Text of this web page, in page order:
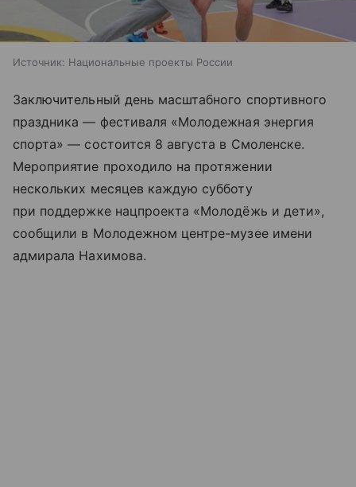
Источник: Национальные проекты России
Заключительный день масштабного спортивного
праздника — фестиваля «Молодежная энергия
спорта» — состоится 8 августа в Смоленске.
Мероприятие проходило на протяжении
нескольких месяцев каждую субботу
при поддержке нацпроекта «Молодёжь и дети»,
сообщили в Молодежном центре-музее имени
адмирала Нахимова.